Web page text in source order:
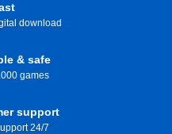
download
& safe
games
support
24/7